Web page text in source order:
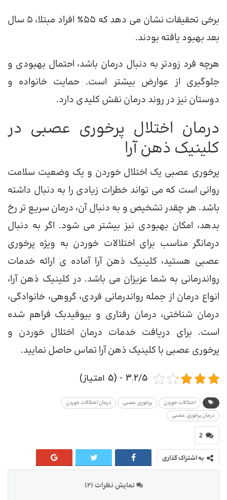
برخی تحقیقات نشان می دهد که 55٪ افراد مبتلا، 5 سال
بعد بهبود یافته بودند.
هرچه فرد زودتر به دنبال درمان باشد، احتمال بهبودی و
جلوگیری از عوارض بیشتر است. حمایت خانواده و
دوستان نیز در روند درمان نقش کلیدی دارد.
درمان اختلال پرخوری عصبی در
کلینیک ذهن آرا
پرخوری عصبی یک اختلال خوردن و یک وضعیت سلامت
روانی است که می تواند خطرات زیادی را به دنبال داشته
باشد. هر چقدر تشخیص و به دنبال آن، درمان سریع تر رخ
بدهد، امکان بهبودی نیز بیشتر می شود. اگر به دنبال
درمانگر مناسب برای اختلالات خوردن به ویژه پرخوری
عصبی هستید، کلینیک ذهن آرا آماده ی ارائه خدمات
رواندرمانی به شما عزیزان می باشد. در کلینیک ذهن آرا،
انواع درمان از جمله رواندرمانی فردی، گروهی، خانوادگی،
درمان شناختی، درمان رفتاری و بیوفیدبک فراهم شده
است. برای دریافت خدمات درمان اختلال خوردن و
پرخوری عصبی با کلینیک ذهن آرا تماس حاصل نمایید.
3.2/5 - (5 امتیاز)
اختلالات خوردن پرخوری عصبی
درمان اختلالات خوردن
درمان پرخوری عصبی
2
به اشتراک گذاری
نمایش نظرات (2)